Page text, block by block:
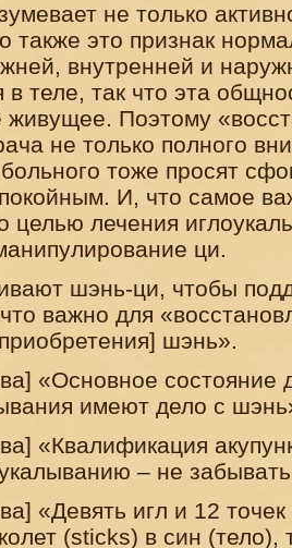
не только
это признак
внутренней и
теле, так что эта
живущее. Поэтому
не только полного
тоже просят
И, что самое
целью лечения
ци.
шэнь-ци, чтобы
важно для
шэнь».
«Основное состояние
имеют дело с
«Квалификация
– не
«Девять игл и 12
(sticks) в син (тело),